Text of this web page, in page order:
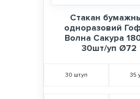
Стакан
одноразовий
Волна Сакура
30шт/уп Ø72
30 шт.уп 35